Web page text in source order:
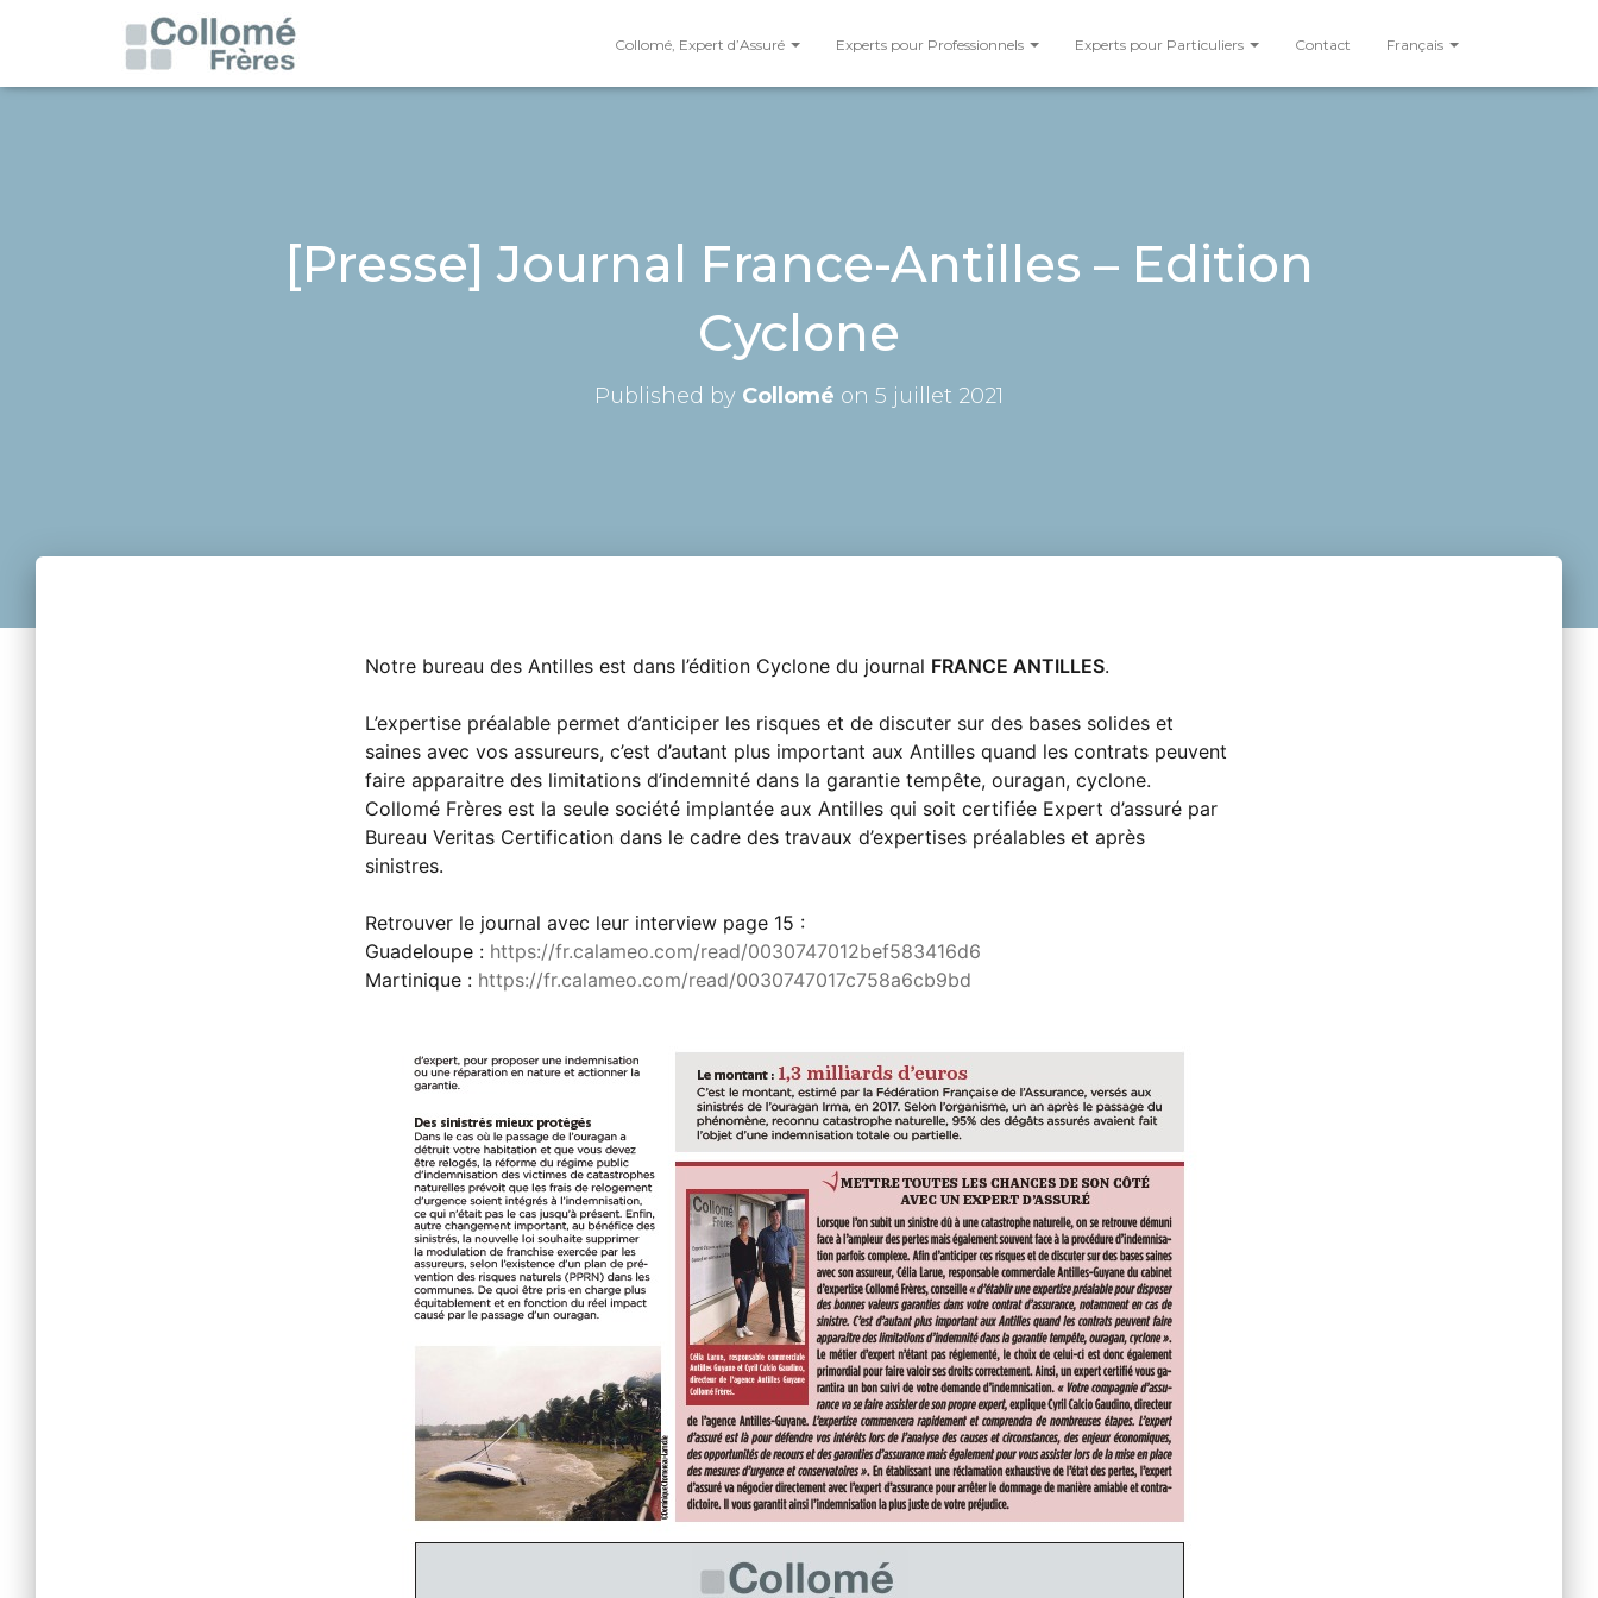
Collomé, Expert d’Assuré Experts pour Professionnels Experts pour Particuliers Contact Français
[Presse] Journal France-Antilles – Edition
Cyclone
Published by Collomé on 5 juillet 2021
Notre bureau des Antilles est dans l’édition Cyclone du journal FRANCE ANTILLES.
L’expertise préalable permet d’anticiper les risques et de discuter sur des bases solides et
saines avec vos assureurs, c’est d’autant plus important aux Antilles quand les contrats peuvent
faire apparaitre des limitations d’indemnité dans la garantie tempête, ouragan, cyclone.
Collomé Frères est la seule société implantée aux Antilles qui soit certifiée Expert d’assuré par
Bureau Veritas Certification dans le cadre des travaux d’expertises préalables et après
sinistres.
Retrouver le journal avec leur interview page 15 :
Guadeloupe : https://fr.calameo.com/read/0030747012bef583416d6
Martinique : https://fr.calameo.com/read/0030747017c758a6cb9bd